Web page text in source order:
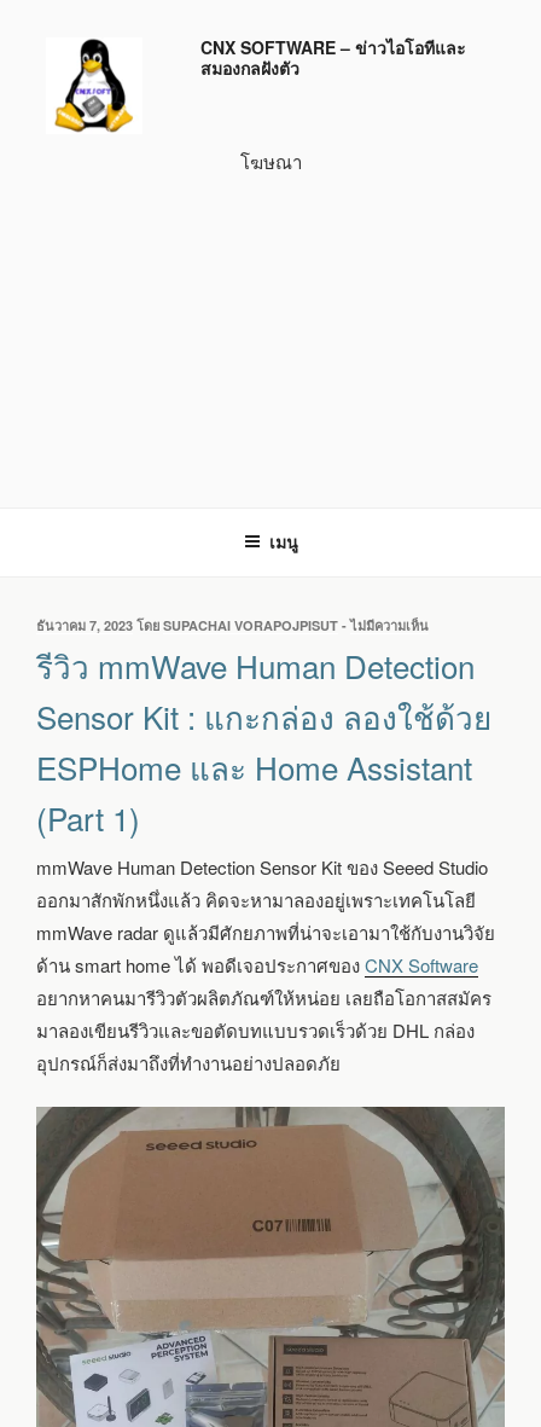
บทความ
CNX SOFTWARE – ข่าวไอโอทีและ
สมองกลฝังตัว
โฆษณา
เมนู
เขียน
วัน
ที่
ธันวาคม 7, 2023 โดย SUPACHAI VORAPOJPISUT -ไม่มีความเห็น
MMWAVE
DETECTION
KIT
:
ใช้
ด้วย
ESPHOME
HOME
ASSISTANT
1)
รีวิว mmWave Human Detection
Sensor Kit : แกะกล่อง ลองใช้ด้วย
ESPHome และ Home Assistant
(Part 1)
mmWave Human Detection Sensor Kit ของ Seeed Studio
ออกมาสักพักหนึ่งแล้ว คิดจะหามาลองอยู่เพราะเทคโนโลยี
mmWave radar ดูแล้วมีศักยภาพที่น่าจะเอามาใช้กับงานวิจัย
ด้าน smart home ได้ พอดีเจอประกาศของCNX Software
อยากหาคนมารีวิวตัวผลิตภัณฑ์ให้หน่อย เลยถือโอกาสสมัคร
มาลองเขียนรีวิวและขอตัดบทแบบรวดเร็วด้วย DHL กล่อง
อุปกรณ์ก็ส่งมาถึงที่ทำงานอย่างปลอดภัย